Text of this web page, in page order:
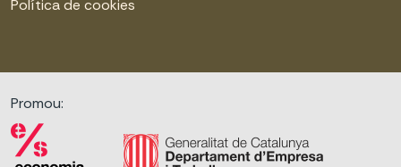
Política de cookies
Promou: